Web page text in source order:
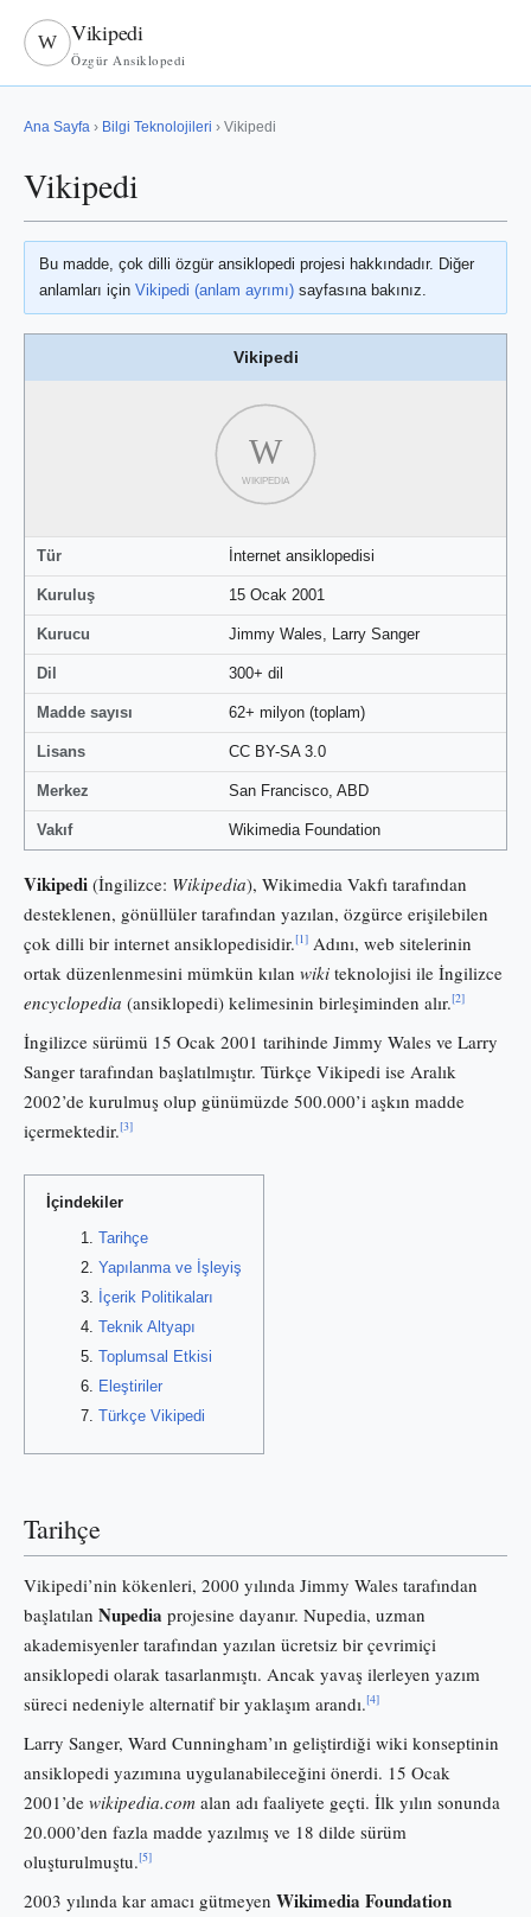
W Vikipedi
Özgür Ansiklopedi
Ana Sayfa › Bilgi Teknolojileri › Vikipedi
Vikipedi
Bu madde, çok dilli özgür ansiklopedi projesi hakkındadır. Diğer
anlamları için Vikipedi (anlam ayrımı) sayfasına bakınız.
Vikipedi
W
WIKIPEDIA
Tür İnternet ansiklopedisi
Kuruluş 15 Ocak 2001
Kurucu Jimmy Wales, Larry Sanger
Dil 300+ dil
Madde sayısı 62+ milyon (toplam)
Lisans CC BY-SA 3.0
Merkez San Francisco, ABD
Vakıf Wikimedia Foundation
Vikipedi (İngilizce: Wikipedia), Wikimedia Vakfı tarafından
desteklenen, gönüllüler tarafından yazılan, özgürce erişilebilen
çok dilli bir internet ansiklopedisidir.[1] Adını, web sitelerinin
ortak düzenlenmesini mümkün kılan wiki teknolojisi ile İngilizce
encyclopedia (ansiklopedi) kelimesinin birleşiminden alır.[2]
İngilizce sürümü 15 Ocak 2001 tarihinde Jimmy Wales ve Larry
Sanger tarafından başlatılmıştır. Türkçe Vikipedi ise Aralık
2002’de kurulmuş olup günümüzde 500.000’i aşkın madde
içermektedir.[3]
İçindekiler
Tarihçe
Yapılanma ve İşleyiş
İçerik Politikaları
Teknik Altyapı
Toplumsal Etkisi
Eleştiriler
Türkçe Vikipedi
Tarihçe
Vikipedi’nin kökenleri, 2000 yılında Jimmy Wales tarafından
başlatılan Nupedia projesine dayanır. Nupedia, uzman
akademisyenler tarafından yazılan ücretsiz bir çevrimiçi
ansiklopedi olarak tasarlanmıştı. Ancak yavaş ilerleyen yazım
süreci nedeniyle alternatif bir yaklaşım arandı.[4]
Larry Sanger, Ward Cunningham’ın geliştirdiği wiki konseptinin
ansiklopedi yazımına uygulanabileceğini önerdi. 15 Ocak
2001’de wikipedia.com alan adı faaliyete geçti. İlk yılın sonunda
20.000’den fazla madde yazılmış ve 18 dilde sürüm
oluşturulmuştu.[5]
2003 yılında kar amacı gütmeyen Wikimedia Foundation